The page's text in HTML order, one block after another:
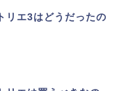
リエ3はどうだったの